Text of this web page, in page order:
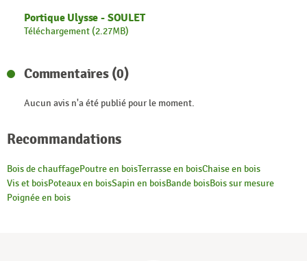
Portique Ulysse - SOULET
Téléchargement (2.27MB)
Commentaires (0)
Aucun avis n'a été publié pour le moment.
Recommandations
Bois de chauffagePoutre en boisTerrasse en boisChaise en bois
Vis et boisPoteaux en boisSapin en boisBande boisBois sur mesure
Poignée en bois